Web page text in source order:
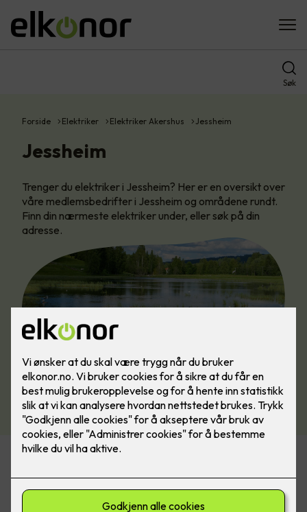
Søk
Forside Elektriker Elektriker Akershus Jessheim
Jessheim
Trenger du elektriker i Jessheim? Her er en oversikt over
våre medlemsbedrifter i Jessheim og områdene rundt.
Finn din nærmeste elektriker under, eller søk på din
adresse.
Romerike Elektro AS
Myrvangvegen 8, 2040 Kløfta